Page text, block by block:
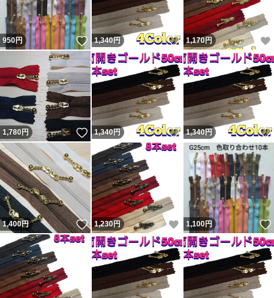
950円 いいね！
1,340円 いいね！
1,170円
1,780円 いいね！
1,340円 いいね！
1,340円
1,400円 いいね！
1,230円 いいね！
1,100円